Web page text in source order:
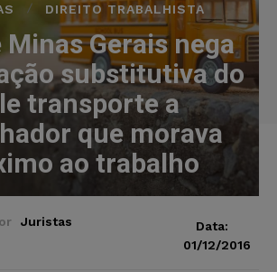
DIREITO TRABALHISTA
Minas Gerais nega
substitutiva do
transporte a
que morava
ao trabalho
Juristas
Data:
01/12/2016